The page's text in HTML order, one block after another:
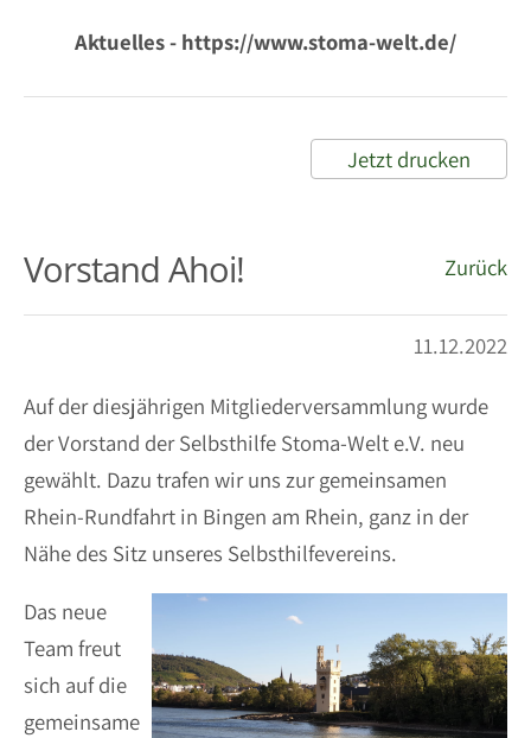
Aktuelles - https://www.stoma-welt.de/
Jetzt drucken
Vorstand Ahoi! Zurück
11.12.2022
Auf der diesjährigen Mitgliederversammlung wurde
der Vorstand der Selbsthilfe Stoma-Welt e.V. neu
gewählt. Dazu trafen wir uns zur gemeinsamen
Rhein-Rundfahrt in Bingen am Rhein, ganz in der
Nähe des Sitz unseres Selbsthilfevereins.
Das neue
Team freut
sich auf die
gemeinsame